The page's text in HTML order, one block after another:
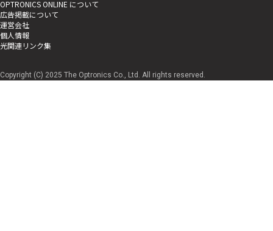
OPTRONICS ONLINE について
広告掲載について
運営会社
個人情報
光関連リンク集
Copyright (C) 2025 The Optronics Co., Ltd. All rights reserved.